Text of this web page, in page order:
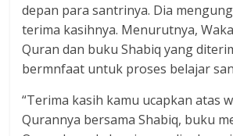
depan para santrinya. Dia
terima kasihnya. Menurutnya,
Quran dan buku Shabiq yang
bermnfaat untuk proses belajar
“Terima kasih kamu ucapkan atas
Qurannya bersama Shabiq, buku